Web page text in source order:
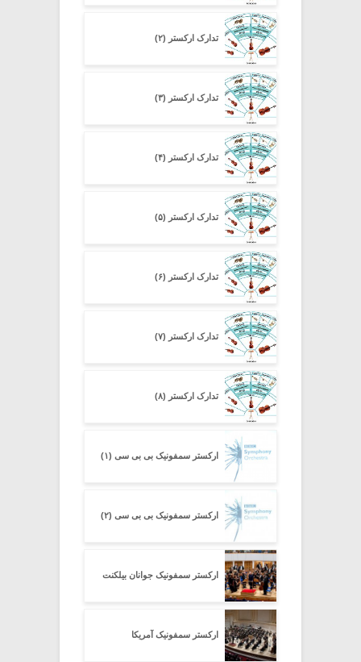
تدارک ارکستر (۲)
تدارک ارکستر (۳)
تدارک ارکستر (۴)
تدارک ارکستر (۵)
تدارک ارکستر (۶)
تدارک ارکستر (۷)
تدارک ارکستر (۸)
ارکستر سمفونیک بی بی سی (۱)
ارکستر سمفونیک بی بی سی (۲)
ارکستر سمفونیک جوانان بیلکنت
ارکستر سمفونیک آمریکا